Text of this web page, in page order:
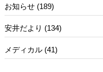
お知らせ (189)
安井だより (134)
メディカル (41)